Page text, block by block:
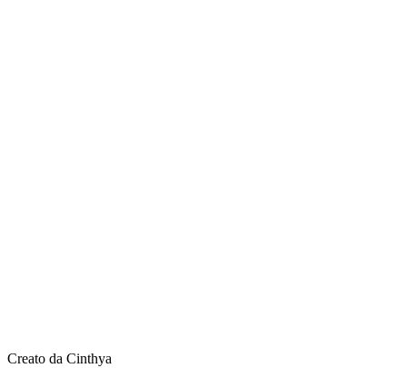
Creato da Cinthya